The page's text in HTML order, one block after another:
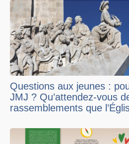
Questions aux jeunes :
JMJ ? Qu’attendez-vous
rassemblements que